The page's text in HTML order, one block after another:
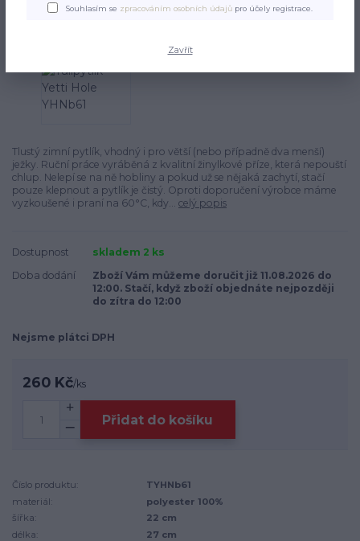
Tlustý zimní pytlík, vhodný i pro větší (nebo případně dva menší)
ježky. Ruční práce vyráběná z kvalitní žinylkové příze, která nepouští
chlup. Nelepí se na ně hobliny a pokud už se nějaká zachytí, stačí
pouze klepnout a pytlík je čistý. Oproti doporučení výrobce máme
vyzkoušené i praní na 60°C, kdy... celý popis
Dostupnost
skladem 2 ks
Doba dodání
Zboží Vám můžeme doručit již 11.08.2026 do
12:00. Stačí, když zboží objednáte nejpozději
do zítra do 12:00
Nejsme plátci DPH
260 Kč/ks
Přidat do košíku
Číslo produktu:
TYHNb61
materiál:
polyester 100%
šířka:
22 cm
délka:
27 cm
Souhlasím se zpracováním osobních údajů pro účely registrace.
Zavřít